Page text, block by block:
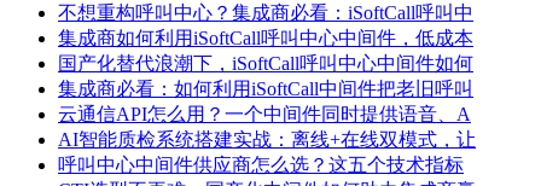
不想重构呼叫中心？集成商必看：iSoftCall呼叫中
集成商如何利用iSoftCall呼叫中心中间件，低成本
国产化替代浪潮下，iSoftCall呼叫中心中间件如何
集成商必看：如何利用iSoftCall中间件把老旧呼叫
云通信API怎么用？一个中间件同时提供语音、A
AI智能质检系统搭建实战：离线+在线双模式，让
呼叫中心中间件供应商怎么选？这五个技术指标